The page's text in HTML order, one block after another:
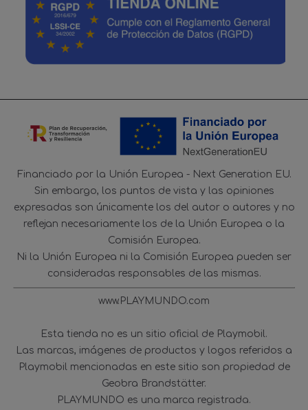
Financiado por la Unión Europea - Next Generation EU.
Sin embargo, los puntos de vista y las opiniones
expresadas son únicamente los del autor o autores y no
reflejan necesariamente los de la Unión Europea o la
Comisión Europea.
Ni la Unión Europea ni la Comisión Europea pueden ser
consideradas responsables de las mismas.
www.PLAYMUNDO.com
Esta tienda no es un sitio oficial de Playmobil.
Las marcas, imágenes de productos y logos referidos a
Playmobil mencionadas en este sitio son propiedad de
Geobra Brandstätter.
PLAYMUNDO es una marca registrada.